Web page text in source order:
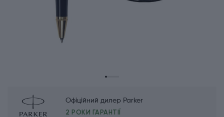
Офіційний дилер Parker
2 РОКИ ГАРАНТІЇ